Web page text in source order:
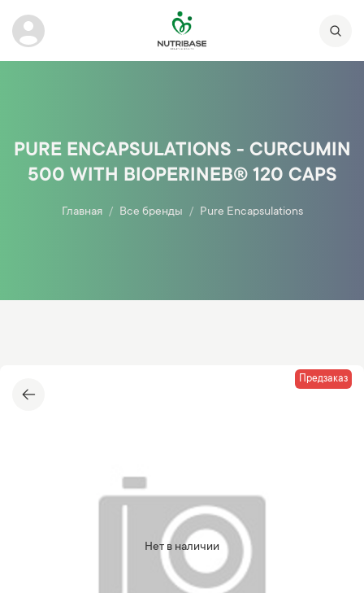
PURE ENCAPSULATIONS - CURCUMIN
500 WITH BIOPERINEВ® 120 CAPS
Главная Все бренды Pure Encapsulations
Нет в наличии
Предзаказ